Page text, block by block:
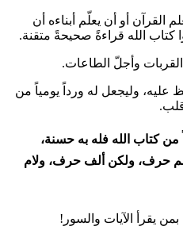
القرآن أو أن يعلّم أبناءه أن
كتاب الله قراءةً صحيحةً متقنة.
وأجلّ الطاعات.
عليه، وليجعل له ورداً يومياً من
كتاب الله فله به حسنة،
حرف، ولكن ألف حرف، ولام
يقرأ الآيات والسور!